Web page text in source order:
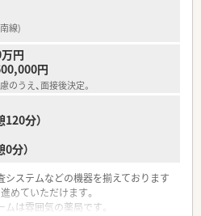
、お休みも週休2.5日と充実しており
だけ、整形門前のため落ち着いた勤務
なっております。
線)
円
円
のうえ、面接後決定。
120分）
分）
システムなどの機器を揃えております
めていただけます。
は雰囲気の薬局です。